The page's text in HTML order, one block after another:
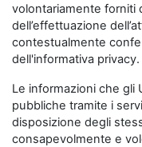
volontariamente forniti
dell’effettuazione
contestualmente
dell'informativa privacy.
Le informazioni che gli
pubbliche tramite i
disposizione degli
consapevolmente e